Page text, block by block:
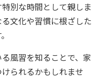
別な時間として親しま
文化や習慣に根ざした
風習を知ることで、家
られるかもしれませ